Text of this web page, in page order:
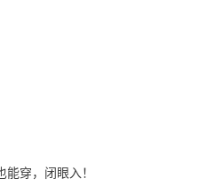
能穿，闭眼入！